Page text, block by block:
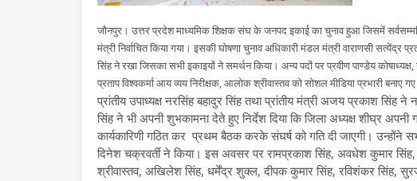
जौनपुर। उत्तर प्रदेश माध्यमिक शिक्षक संघ के जनपद इकाई का चुनाव हुआ जिसमें
मंत्री निर्वाचित किया गया। इसकी घोषणा चुनाव अधिकारी मंडल मंत्री वाराणसी
सिंह ने रखा जिसका सभी इकाइयों ने समर्थन किया। अन्य पदों पर प्रवीण पाण्डेय
प्रताप विश्वकर्मा आय व्यय निरीक्षक, आलोक श्रीवास्तव को सोशल मीडिया प्रभारी बनाए
प्रांतीय उपाध्यक्ष नरसिंह बहादुर सिंह तथा प्रांतीय मंत्री अजय प्रकाश सिंह ने
सिंह ने भी अपनी शुभकामना देते हुए निर्देश दिया कि जिला अध्यक्ष शीघ्र अपनी
कार्यकारिणी गठित कर प्रथम बैठक करके संघर्ष को गति दी जाएगी। उन्होंने
दिनेश चक्रवर्ती ने किया। इस अवसर पर रामप्रकाश सिंह, अवधेश कुमार
श्रीवास्तव, अखिलेश सिंह, धर्मेंद्र शुक्ल, दीपक कुमार सिंह, रविशंकर सिंह,